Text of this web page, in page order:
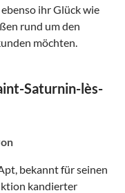
ihr Glück wie
rund um den
möchten.
Saturnin-lès-
bekannt für seinen
kandierter